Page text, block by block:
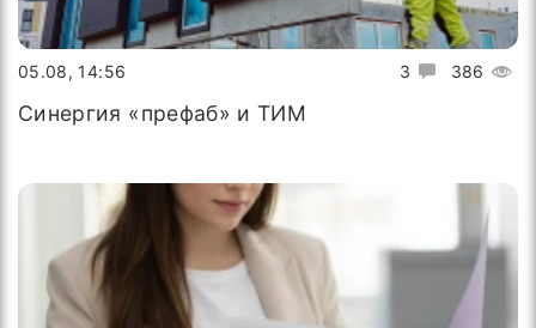
3 386
05.08, 14:56
Синергия «префаб» и ТИМ